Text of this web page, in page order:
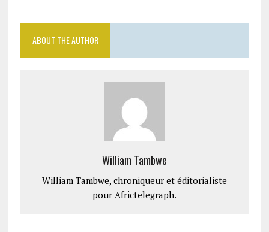
ABOUT THE AUTHOR
William Tambwe
William Tambwe, chroniqueur et éditorialiste
pour Africtelegraph.